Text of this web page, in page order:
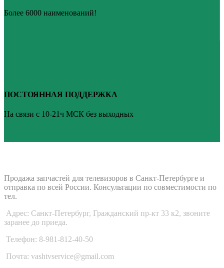
Более 6000 наименований!
ПОСТОЯННАЯ ПОДДЕРЖКА
На связи с 10-21ч МСК без выходных
Продажа запчастей для телевизоров в Санкт-Петербурге и
отправка по всей России. Консультации по совместимости по
тел.
Адрес: Санкт-Петербург, Гражданский пр-кт 33 к2, звоните
заранее до приеда.
Телефон: 8-981-812-40-50
Почта: vashtvservice@gmail.com